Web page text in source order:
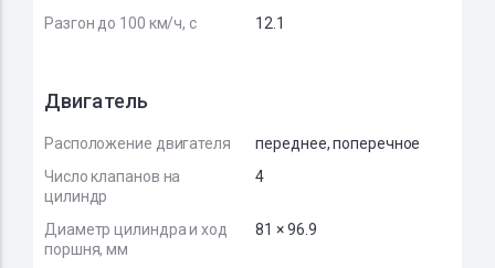
Разгон до 100 км/ч, с
12.1
Двигатель
Расположение двигателя
переднее, поперечное
Число клапанов на
цилиндр
4
Диаметр цилиндра и ход
поршня, мм
81 × 96.9